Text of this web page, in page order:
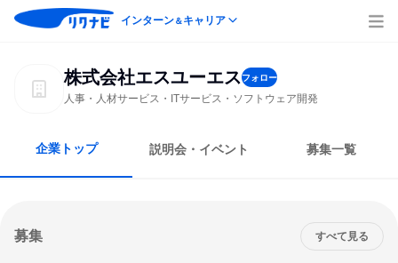
インターン＆キャリア
株式会社エスユーエスフォロー
人事・人材サービス・ITサービス・ソフトウェア開発
企業トップ 説明会・イベント 募集一覧
募集 すべて見る